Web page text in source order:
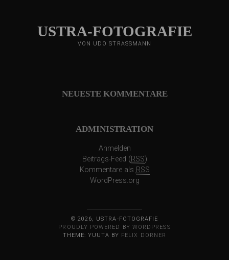
USTRA-FOTOGRAFIE
VON UDO STRASSMANN
NEUESTE KOMMENTARE
ADMINISTRATION
Anmelden
Beitrags-Feed (RSS)
Kommentare als RSS
WordPress.org
© 2026, USTRA-FOTOGRAFIE
PROUDLY POWERED BY WORDPRESS
THEME: YUUTA BY FELIX DORNER